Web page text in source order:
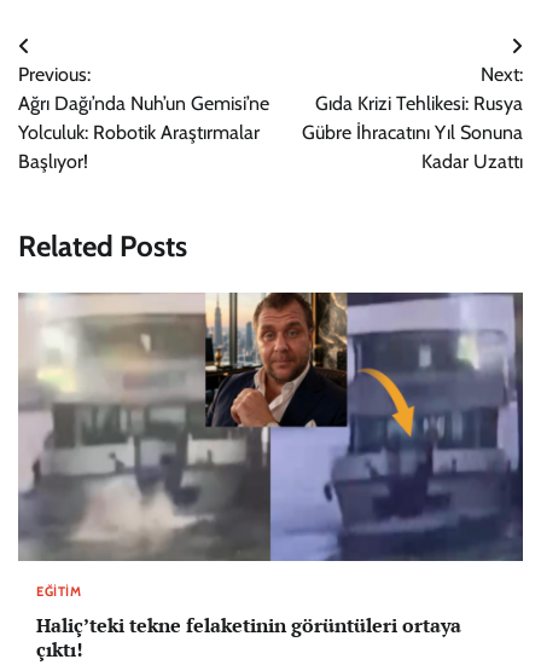
Yazı
gezinmesi
Previous:
Ağrı Dağı’nda Nuh’un Gemisi’ne
Yolculuk: Robotik Araştırmalar
Başlıyor!
Next:
Gıda Krizi Tehlikesi: Rusya
Gübre İhracatını Yıl Sonuna
Kadar Uzattı
Related Posts
EĞITIM
Haliç’teki tekne felaketinin görüntüleri ortaya
çıktı!